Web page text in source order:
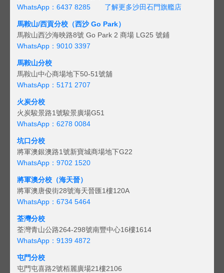
WhatsApp：6437 8285
了解更多沙田石門旗艦店
馬鞍山/西貢分校（西沙 Go Park）
馬鞍山西沙海映路8號 Go Park 2 商場 LG25 號鋪
WhatsApp：9010 3397
馬鞍山分校
馬鞍山中心商場地下50-51號舖
WhatsApp：5171 2707
火炭分校
火炭駿景路1號駿景廣場G51
WhatsApp：6278 0084
坑口分校
將軍澳銀澳路1號新寶城商場地下G22
WhatsApp：9702 1520
將軍澳分校（海天晉）
將軍澳唐俊街28號海天晉匯1樓120A
WhatsApp：6734 5464
荃灣分校
荃灣青山公路264-298號南豐中心16樓1614
WhatsApp：9139 4872
屯門分校
屯門屯喜路2號栢麗廣場21樓2106